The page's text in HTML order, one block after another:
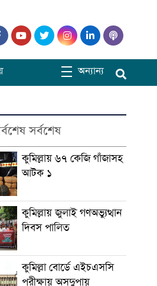
অন্যান্য
সর্বশেষ
কুমিল্লায় ৬৭ কেজি গাঁজাসহ
আটক ১
কুমিল্লায় জুলাই গণঅভ্যুত্থান
দিবস পালিত
কুমিল্লা বোর্ডে এইচএসসি
পরীক্ষায় অসদুপায়